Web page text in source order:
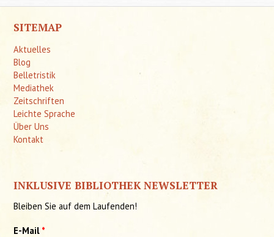
SITEMAP
Aktuelles
Blog
Belletristik
Mediathek
Zeitschriften
Leichte Sprache
Über Uns
Kontakt
INKLUSIVE BIBLIOTHEK NEWSLETTER
Bleiben Sie auf dem Laufenden!
E-Mail *